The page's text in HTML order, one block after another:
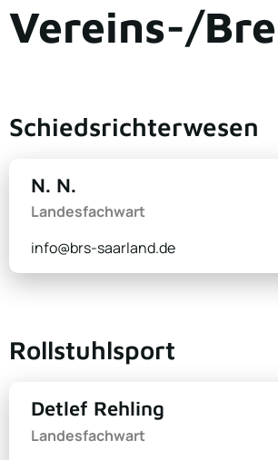
Vereins-/
Schiedsrichterwesen
N. N.
Landesfachwart
info@brs-saarland.de
Rollstuhlsport
Detlef Rehling
Landesfachwart